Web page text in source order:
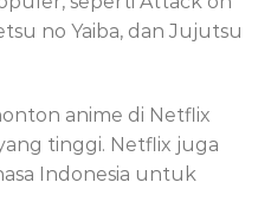
no Yaiba, dan Jujutsu
anime di Netflix
tinggi. Netflix juga
Indonesia untuk